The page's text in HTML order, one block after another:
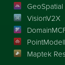
VisionV2X
Maptek